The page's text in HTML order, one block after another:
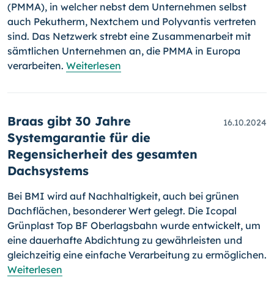
(PMMA), in welcher nebst dem Unternehmen selbst
auch Pekutherm, Nextchem und Polyvantis vertreten
sind. Das Netzwerk strebt eine Zusammenarbeit mit
sämtlichen Unternehmen an, die PMMA in Europa
verarbeiten. Weiterlesen
Braas gibt 30 Jahre
Systemgarantie für die
Regensicherheit des gesamten
Dachsystems
16.10.2024
Bei BMI wird auf Nachhaltigkeit, auch bei grünen
Dachflächen, besonderer Wert gelegt. Die Icopal
Grünplast Top BF Oberlagsbahn wurde entwickelt, um
eine dauerhafte Abdichtung zu gewährleisten und
gleichzeitig eine einfache Verarbeitung zu ermöglichen.
Weiterlesen